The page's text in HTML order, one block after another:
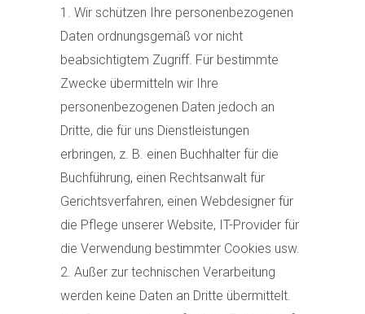
Wir schützen Ihre personenbezogenen
Daten ordnungsgemäß vor nicht
beabsichtigtem Zugriff. Für bestimmte
Zwecke übermitteln wir Ihre
personenbezogenen Daten jedoch an
Dritte, die für uns Dienstleistungen
erbringen, z. B. einen Buchhalter für die
Buchführung, einen Rechtsanwalt für
Gerichtsverfahren, einen Webdesigner für
die Pflege unserer Website, IT-Provider für
die Verwendung bestimmter Cookies usw.
Außer zur technischen Verarbeitung
werden keine Daten an Dritte übermittelt.